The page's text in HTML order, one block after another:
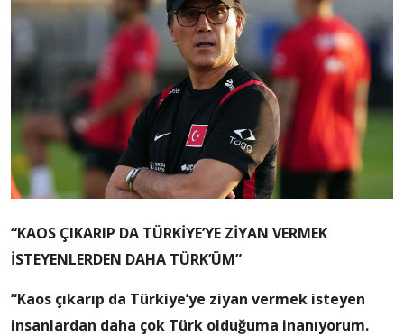
“KAOS ÇIKARIP DA TÜRKİYE’YE ZİYAN VERMEK
İSTEYENLERDEN DAHA TÜRK’ÜM”
“Kaos çıkarıp da Türkiye’ye ziyan vermek isteyen
insanlardan daha çok Türk olduğuma inanıyorum.